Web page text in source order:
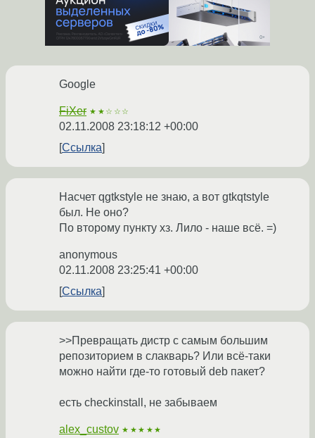
Google
FiXer ★★☆☆☆
02.11.2008 23:18:12 +00:00
Ссылка
Насчет qgtkstyle не знаю, а вот gtkqtstyle
был. Не оно?
По второму пункту хз. Лило - наше всё. =)
anonymous
02.11.2008 23:25:41 +00:00
Ссылка
>>Превращать дистр с самым большим
репозиторием в слакварь? Или всё-таки
можно найти где-то готовый deb пакет?
есть checkinstall, не забываем
alex_custov ★★★★★